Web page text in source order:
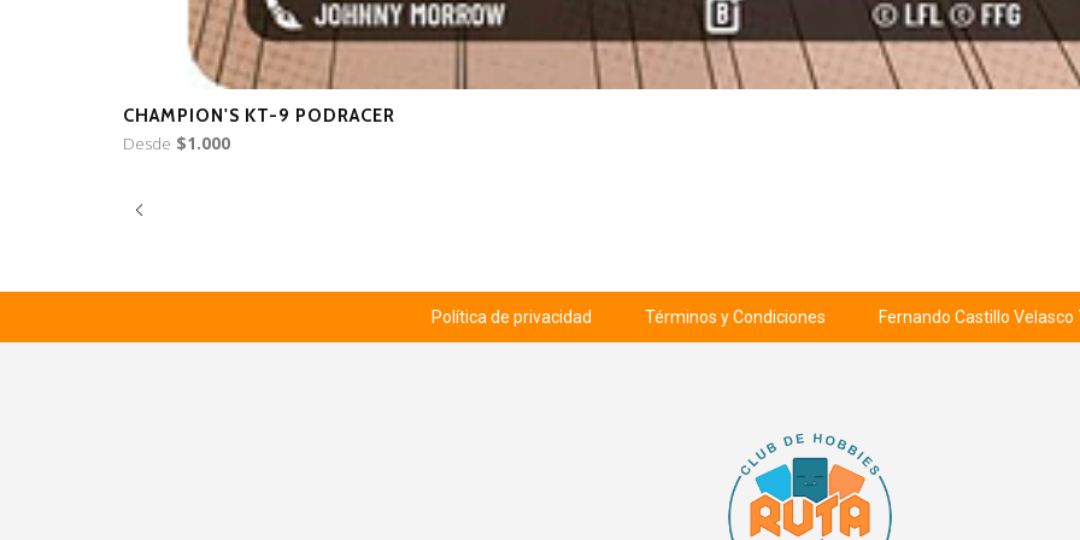
CHAMPION'S KT-9 PODRACER
Desde $1.000
Política de privacidad Términos y Condiciones Fernando Castillo Velasco